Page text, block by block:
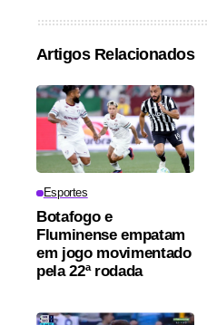
Artigos Relacionados
Esportes
Botafogo e
Fluminense empatam
em jogo movimentado
pela 22ª rodada